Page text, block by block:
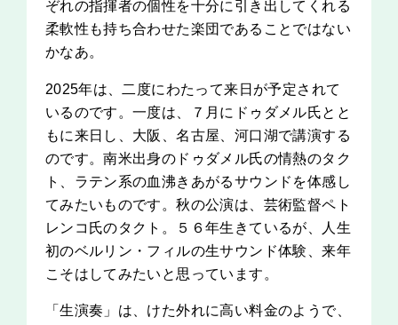
ぞれの指揮者の個性を十分に引き出してくれる
柔軟性も持ち合わせた楽団であることではない
かなあ。
2025年は、二度にわたって来日が予定されて
いるのです。一度は、７月にドゥダメル氏とと
もに来日し、大阪、名古屋、河口湖で講演する
のです。南米出身のドゥダメル氏の情熱のタク
ト、ラテン系の血沸きあがるサウンドを体感し
てみたいものです。秋の公演は、芸術監督ペト
レンコ氏のタクト。５６年生きているが、人生
初のベルリン・フィルの生サウンド体験、来年
こそはしてみたいと思っています。
「生演奏」は、けた外れに高い料金のようで、